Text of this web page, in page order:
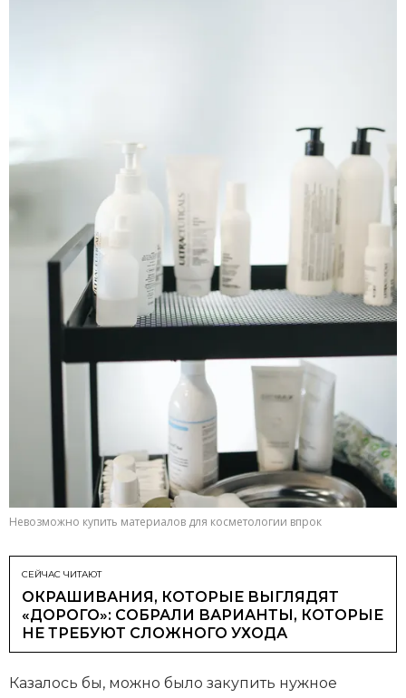
Невозможно купить материалов для косметологии впрок
СЕЙЧАС ЧИТАЮТ
ОКРАШИВАНИЯ, КОТОРЫЕ ВЫГЛЯДЯТ
«ДОРОГО»: СОБРАЛИ ВАРИАНТЫ, КОТОРЫЕ
НЕ ТРЕБУЮТ СЛОЖНОГО УХОДА
Казалось бы, можно было закупить нужное